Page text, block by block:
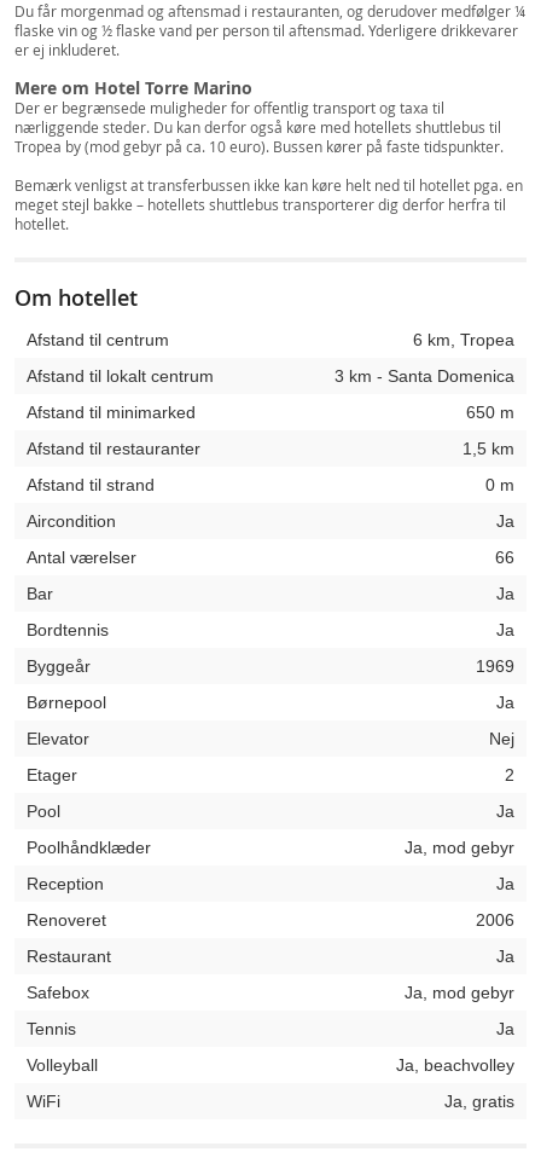
Du får morgenmad og aftensmad i restauranten, og derudover medfølger ¼
flaske vin og ½ flaske vand per person til aftensmad. Yderligere drikkevarer
er ej inkluderet.
Mere om Hotel Torre Marino
Der er begrænsede muligheder for offentlig transport og taxa til
nærliggende steder. Du kan derfor også køre med hotellets shuttlebus til
Tropea by (mod gebyr på ca. 10 euro). Bussen kører på faste tidspunkter.
Bemærk venligst at transferbussen ikke kan køre helt ned til hotellet pga. en
meget stejl bakke – hotellets shuttlebus transporterer dig derfor herfra til
hotellet.
Om hotellet
Afstand til centrum
6 km, Tropea
Afstand til lokalt centrum
3 km - Santa Domenica
Afstand til minimarked
650 m
Afstand til restauranter
1,5 km
Afstand til strand
0 m
Aircondition
Ja
Antal værelser
66
Bar
Ja
Bordtennis
Ja
Byggeår
1969
Børnepool
Ja
Elevator
Nej
Etager
2
Pool
Ja
Poolhåndklæder
Ja, mod gebyr
Reception
Ja
Renoveret
2006
Restaurant
Ja
Safebox
Ja, mod gebyr
Tennis
Ja
Volleyball
Ja, beachvolley
WiFi
Ja, gratis